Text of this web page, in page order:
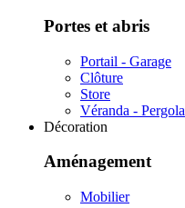
Portes et abris
Portail - Garage
Clôture
Store
Véranda - Pergola
Décoration
Aménagement
Mobilier